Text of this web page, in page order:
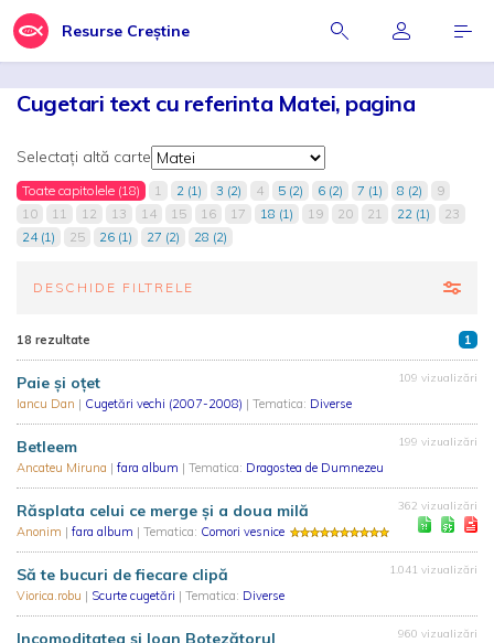
Resurse Creștine
Cugetari text cu referinta Matei, pagina
Selectați altă carte
Toate capitolele (18) 1 2 (1) 3 (2) 4 5 (2) 6 (2) 7 (1) 8 (2)
9
10
11 12 13 14 15 16 17 18 (1) 19 20 21 22 (1)
23
24 (1)
25 26 (1) 27 (2) 28 (2)
DESCHIDE FILTRELE
18 rezultate 1
Paie și oțet
Iancu Dan | Cugetări vechi (2007-2008) | Tematica: Diverse
109 vizualizări
Betleem
Ancateu Miruna | fara album | Tematica: Dragostea de Dumnezeu
199 vizualizări
Răsplata celui ce merge și a doua milă
Anonim | fara album | Tematica: Comori vesnice
362 vizualizări
Să te bucuri de fiecare clipă
Viorica.robu | Scurte cugetări | Tematica: Diverse
1.041 vizualizări
Incomoditatea și Ioan Botezătorul 960 vizualizări